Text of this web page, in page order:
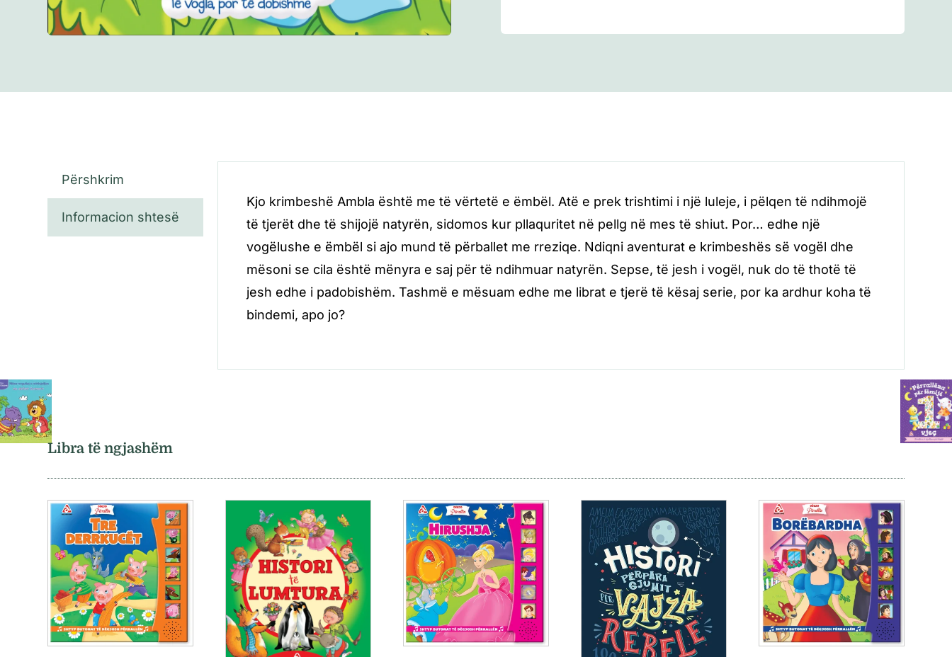
Përshkrim
Informacion shtesë
Kjo krimbeshë Ambla është me të vërtetë e ëmbël. Atë e prek trishtimi i një luleje, i pëlqen të ndihmojë
të tjerët dhe të shijojë natyrën, sidomos kur pllaquritet në pellg në mes të shiut. Por… edhe një
vogëlushe e ëmbël si ajo mund të përballet me rreziqe. Ndiqni aventurat e krimbeshës së vogël dhe
mësoni se cila është mënyra e saj për të ndihmuar natyrën. Sepse, të jesh i vogël, nuk do të thotë të
jesh edhe i padobishëm. Tashmë e mësuam edhe me librat e tjerë të kësaj serie, por ka ardhur koha të
bindemi, apo jo?
Libra të ngjashëm